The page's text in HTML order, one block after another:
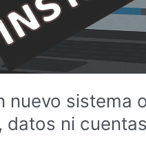
nuevo sistema
ni